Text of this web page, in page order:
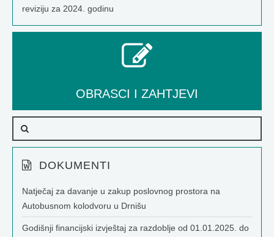
reviziju za 2024. godinu
OBRASCI I ZAHTJEVI
DOKUMENTI
Natječaj za davanje u zakup poslovnog prostora na
Autobusnom kolodvoru u Drnišu
Godišnji financijski izvještaj za razdoblje od 01.01.2025. do